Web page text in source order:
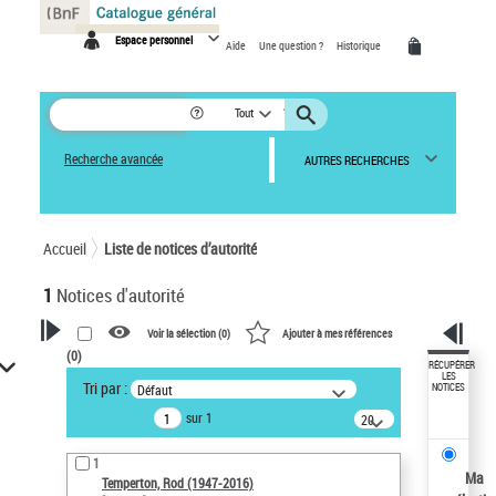
Espace personnel Aide Une question ? Historique
Tout
Recherche avancée AUTRES RECHERCHES
Accueil Liste de notices d’autorité
1 Notices d'autorité
VOTRE RECHERCHE
Recherche avancée dans les
notices d’autorité
Œuvres liées à l'auteur :
Temperton, Rod (1947-2016)
Voir la sélection (0) Ajouter à mes références
(0)
Tri par : Défaut
sur 1
20
résultats/page
1
Temperton, Rod (1947-2016)
RÉCUPÉRER
LES
NOTICES
Ma
Panneau de gestion des cookies